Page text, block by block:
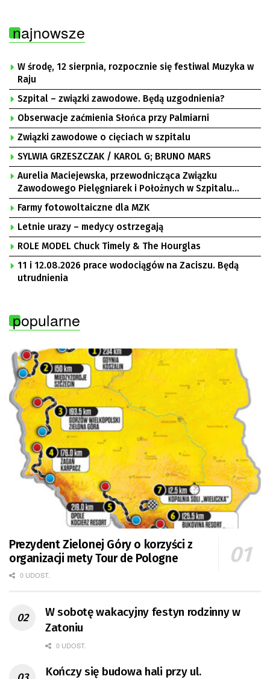
najnowsze
W środę, 12 sierpnia, rozpocznie się festiwal Muzyka w
Raju
Szpital – związki zawodowe. Będą uzgodnienia?
Obserwacje zaćmienia Słońca przy Palmiarni
Związki zawodowe o cięciach w szpitalu
SYLWIA GRZESZCZAK / KAROL G; BRUNO MARS
Aurelia Maciejewska, przewodnicząca Związku
Zawodowego Pielęgniarek i Położnych w Szpitalu
Uniwersyteckim w Zielonej Górze, Bogusław
Motowidełko, przewodniczący Zarządu Regionu NSZZ
„Solidarność” Zielona Góra
Farmy fotowoltaiczne dla MZK
Letnie urazy – medycy ostrzegają
ROLE MODEL Chuck Timely & The Hourglas
11 i 12.08.2026 prace wodociągów na Zaciszu. Będą
utrudnienia
popularne
Prezydent Zielonej Góry o korzyści z
organizacji mety Tour de Pologne
0 UDOST.
W sobotę wakacyjny festyn rodzinny w
Zatoniu
0 UDOST.
Kończy się budowa hali przy ul.